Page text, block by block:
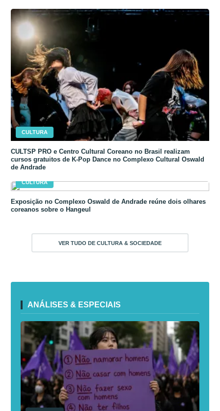
CULTURA
CULTSP PRO e Centro Cultural Coreano no Brasil realizam
cursos gratuitos de K-Pop Dance no Complexo Cultural Oswald
de Andrade
CULTURA
Exposição no Complexo Oswald de Andrade reúne dois olhares
coreanos sobre o Hangeul
VER TUDO DE CULTURA & SOCIEDADE
ANÁLISES & ESPECIAIS